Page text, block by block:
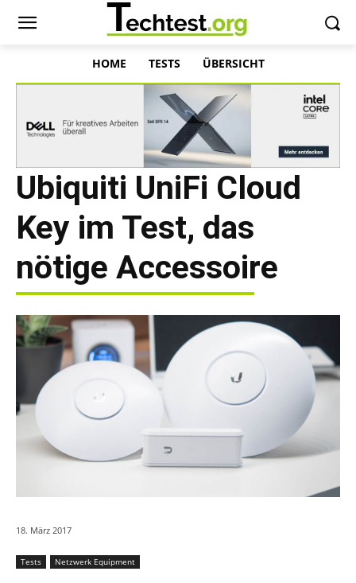
HOME TESTS ÜBERSICHT
Ubiquiti UniFi Cloud
Key im Test, das
nötige Accessoire
18. März 2017
Tests Netzwerk Equipment